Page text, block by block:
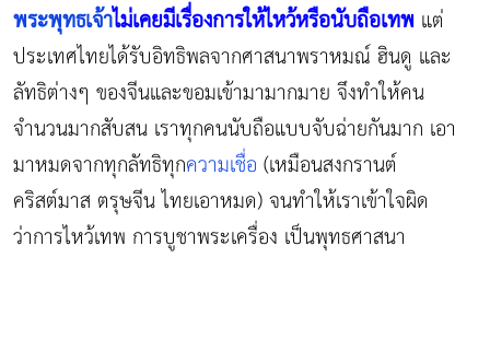
พระพุทธเจ้าไม่เคยมีเรื่องการให้ไหว้หรือนับถือเทพ แต่
ประเทศไทยได้รับอิทธิพลจากศาสนาพราหมณ์ ฮินดู และ
ลัทธิต่างๆ ของจีนและขอมเข้ามามากมาย จึงทำให้คน
จำนวนมากสับสน เราทุกคนนับถือแบบจับฉ่ายกันมาก เอา
มาหมดจากทุกลัทธิทุกความเชื่อ (เหมือนสงกรานต์
คริสต์มาส ตรุษจีน ไทยเอาหมด) จนทำให้เราเข้าใจผิด
ว่าการไหว้เทพ การบูชาพระเครื่อง เป็นพุทธศาสนา